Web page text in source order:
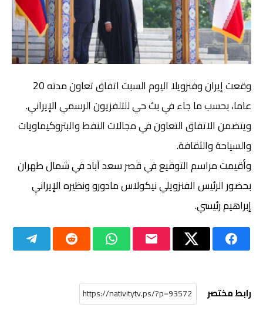
وقعت إيران وفنزويلا اليوم السبت اتفاق تعاون مدته 20
عاما، بحسب ما جاء في بث حي للتلفزيون الرسمي الإيراني.
ويتضمن الاتفاق التعاون في مجالات النفط والبتروكيماويات
والسياحة والثقافة.
وأقيمت مراسم التوقيع في قصر سعد آباد في شمال طهران
بحضور الرئيس الفنزويلي نيكولاس مادورو ونظيره الإيراني
إبراهيم رئيسي.
رابط مختصر